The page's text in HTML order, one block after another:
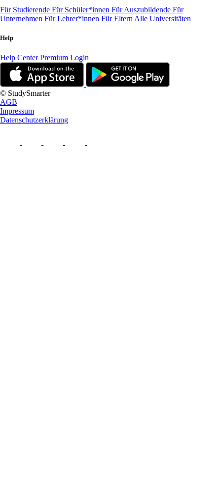
Für Studierende Für Schüler*innen Für Auszubildende Für
Unternehmen Für Lehrer*innen Für Eltern Alle Universitäten
Help
Help CenterPremium Login
© StudySmarter
AGB
Impressum
Datenschutzerklärung